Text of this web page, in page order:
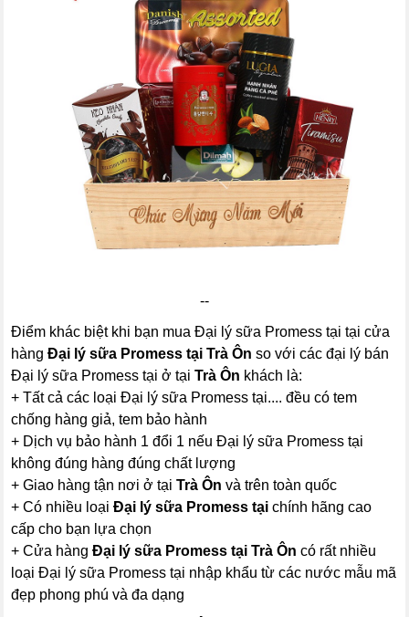
--
Điểm khác biệt khi bạn mua Đại lý sữa Promess tại tại cửa
hàngĐại lý sữa Promess tại Trà Ôn so với các đại lý bán
Đại lý sữa Promess tại ở tạiTrà Ôn khách là:
+ Tất cả các loại Đại lý sữa Promess tại.... đều có tem
chống hàng giả, tem bảo hành
+ Dịch vụ bảo hành 1 đổi 1 nếu Đại lý sữa Promess tại
không đúng hàng đúng chất lượng
+ Giao hàng tận nơi ở tạiTrà Ôn và trên toàn quốc
+ Có nhiều loạiĐại lý sữa Promess tại chính hãng cao
cấp cho bạn lựa chọn
+ Cửa hàngĐại lý sữa Promess tại Trà Ôn có rất nhiều
loại Đại lý sữa Promess tại nhập khẩu từ các nước mẫu mã
đẹp phong phú và đa dạng